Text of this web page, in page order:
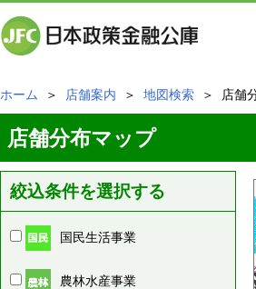
ホーム ＞ 店舗案内 ＞ 地図検索 ＞ 店舗
店舗分布マップ
絞込条件を選択する
国民生活事業
農林水産事業